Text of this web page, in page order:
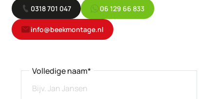
0318 701 047 06 129 66 833
info@beekmontage.nl
Volledige naam*